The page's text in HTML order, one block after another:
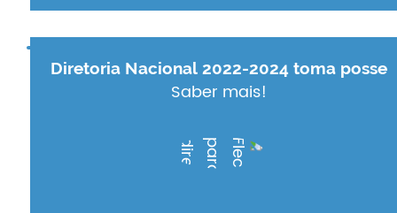
Diretoria Nacional 2022-2024 toma posse
Saber mais!